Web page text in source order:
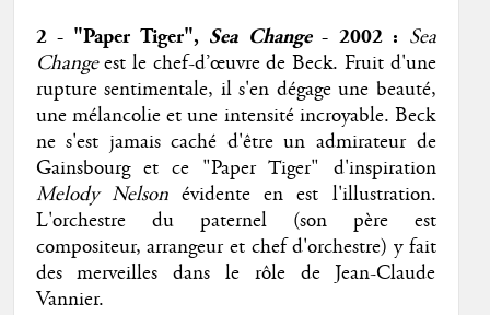
2 - "Paper Tiger", Sea Change- 2002: Sea
Changeest le chef-d’œuvre de Beck. Fruit d'une
rupture sentimentale, il s'en dégage une beauté,
une mélancolie et une intensité incroyable. Beck
ne s'est jamais caché d'être un admirateur de
Gainsbourg et ce "Paper Tiger" d'inspiration
Melody Nelsonévidente en est l'illustration.
L'orchestre du paternel (son père est
compositeur, arrangeur et chef d'orchestre) y fait
des merveilles dans le rôle de Jean-Claude
Vannier.